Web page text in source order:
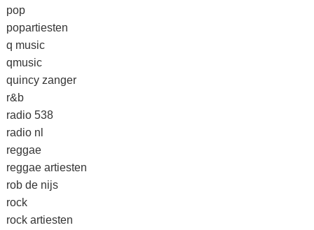
pop
popartiesten
q music
qmusic
quincy zanger
r&b
radio 538
radio nl
reggae
reggae artiesten
rob de nijs
rock
rock artiesten